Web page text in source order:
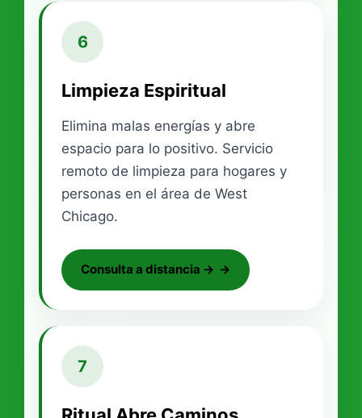
6
Limpieza Espiritual
Elimina malas energías y abre
espacio para lo positivo. Servicio
remoto de limpieza para hogares y
personas en el área de West
Chicago.
Consulta a distancia →
7